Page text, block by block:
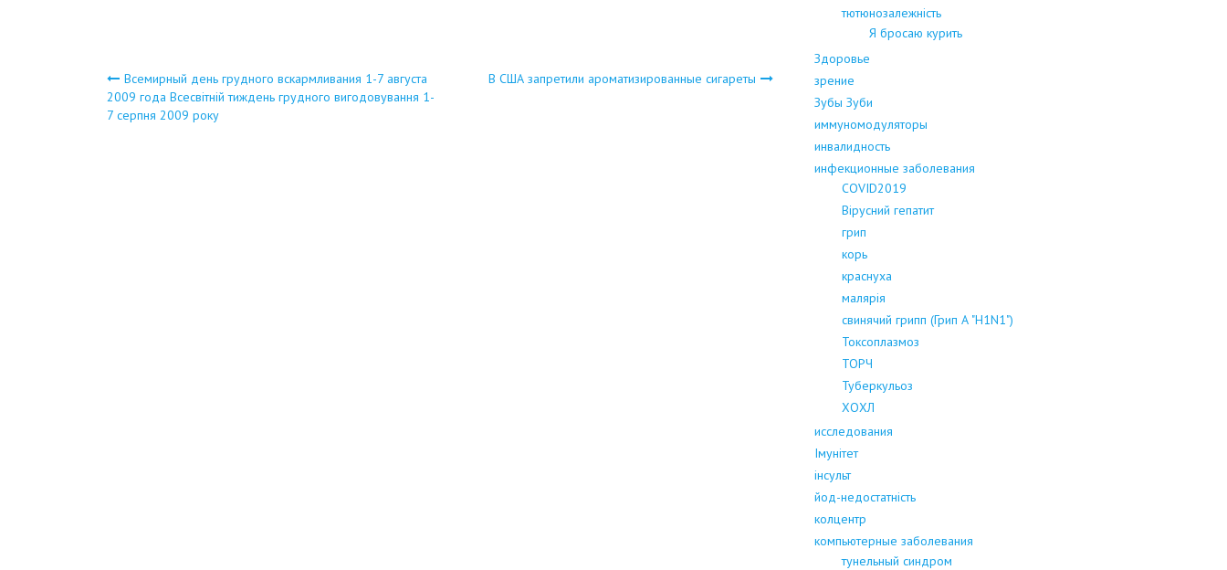
Навигация
по
Всемирный день грудного вскармливания 1-7 августа
2009 года Всесвітній тиждень грудного вигодовування 1-
7 серпня 2009 року
В США запретили ароматизированные сигареты
тютюнозалежність
Я бросаю курить
Здоровье
зрение
Зубы Зуби
иммуномодуляторы
инвалидность
инфекционные заболевания
COVID2019
Вірусний гепатит
грип
корь
краснуха
малярія
свинячий грипп (Грип А "H1N1")
Токсоплазмоз
ТОРЧ
Туберкульоз
ХОХЛ
исследования
Імунітет
інсульт
йод-недостатність
колцентр
компьютерные заболевания
тунельный синдром